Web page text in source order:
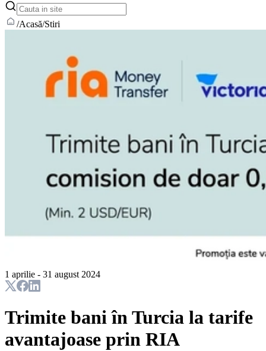
/Acasă/Stiri
1 aprilie - 31 august 2024
Trimite bani în Turcia la tarife
avantajoase prin RIA